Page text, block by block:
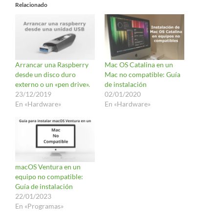
Relacionado
Arrancar una Raspberry
desde un disco duro
externo o un «pen drive».
23/12/2019
En «Hardware»
Mac OS Catalina en un
Mac no compatible: Guía
de instalación
02/01/2020
En «Hardware»
macOS Ventura en un
equipo no compatible:
Guía de instalación
22/01/2023
En «Programas»